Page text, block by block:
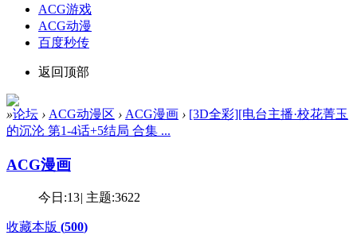
ACG游戏
ACG动漫
百度秒传
返回顶部
»论坛 › ACG动漫区 › ACG漫画 › [3D全彩][电台主播·校花菁玉
的沉沦 第1-4话+5结局 合集 ...
ACG漫画
今日:13| 主题:3622
收藏本版 (500)